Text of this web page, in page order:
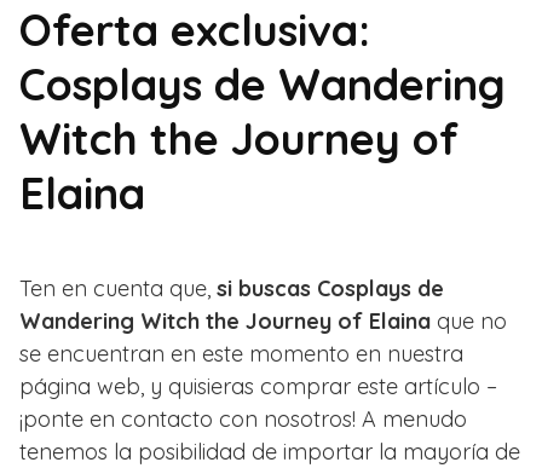
Oferta exclusiva:
Cosplays de Wandering
Witch the Journey of
Elaina
Ten en cuenta que, si buscas Cosplays de
Wandering Witch the Journey of Elaina que no
se encuentran en este momento en nuestra
página web, y quisieras comprar este artículo –
¡ponte en contacto con nosotros! A menudo
tenemos la posibilidad de importar la mayoría de